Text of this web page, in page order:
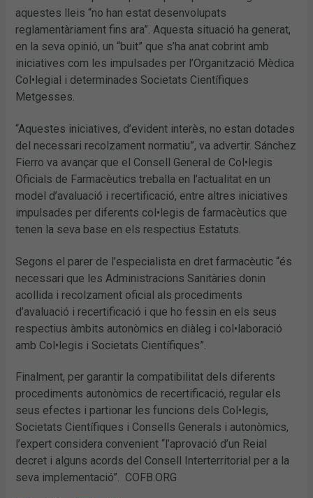
aquestes lleis “no han estat desenvolupats
reglamentàriament fins ara”. Aquesta situació ha generat,
en la seva opinió, un “buit” que s’ha anat cobrint amb
iniciatives com les impulsades per l’Organització Mèdica
Col•legial i determinades Societats Científiques
Metgesses.
“Aquestes iniciatives, d’evident interès, no estan dotades
del necessari recolzament normatiu”, va advertir. Sánchez
Fierro va avançar que el Consell General de Col•legis
Oficials de Farmacèutics treballa en l’actualitat en un
model d’avaluació i recertificació, entre altres iniciatives
impulsades per diferents col•legis de farmacèutics que
tenen la seva base en els respectius Estatuts.
Segons el parer de l’especialista en dret farmacèutic “és
necessari que les Administracions Sanitàries donin
acollida i recolzament oficial als procediments
d’avaluació i recertificació i que ho fessin en els seus
respectius àmbits autonòmics en diàleg i col•laboració
amb Col•legis i Societats Científiques”.
Finalment, per garantir la compatibilitat dels diferents
procediments autonòmics de recertificació, regular els
seus efectes i partionar les funcions dels Col•legis,
Societats Científiques i Consells Generals i autonòmics,
l’expert considera convenient “l’aprovació d’un Reial
decret i alguns acords del Consell Interterritorial per a la
seva implementació”. COFB.ORG